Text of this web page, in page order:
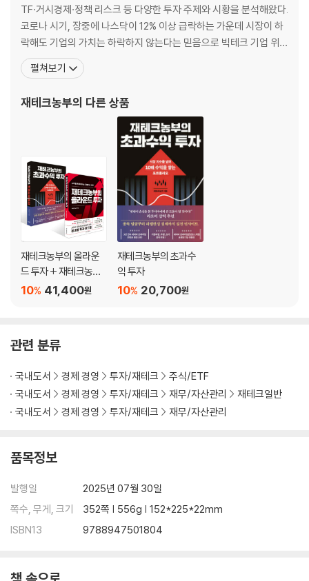
레버리지 상품의 명암
나는 이렇게 레버리지에 투자한다
지표를 활용한 레버리지 매매
환율 리스크 관리법
악재를 기회로 바꾸는 시장 심리 읽기
4장 성공적인 올라운드 투자법
중요한 것은 전체 자산의 수익률
자산 배분과 리밸런싱 전략
하락장에서 바닥을 확인하는 법
하락장에서도 살아남는 네 가지 투자 습관
안전자산을 가지고 있어야 하는 이유
채권과 금: 올라운더의 방패이자 무기
나에게 맞는 자산 배분 전략은?
5장 살 주식, 팔 주식, 버틸 주식
이 주식들을 주목하자
중소형 주식 매매법
기관의 수급 흐름으로 종목 추적하기
역사가 증명하는 가장 뛰어난 투자법
실전 PER 활용법: 언제 사고 언제 팔 것인가
워런 버핏의 매수 기준을 활용해서 주식 찾기
AI 시대의 대장주
재테크농부의 투자 기준 핵심 정리
때를 기다리자
TF·거시경제·정책 리스크 등 다양한 투자 주제와 시황을 분석해왔다.
코로나 시기, 장중에 나스닥이 12% 이상 급락하는 가운데 시장이 하
락해도 기업의 가치는 하락하지 않는다는 믿음으로 빅테크 기업 위주
로 매수했다. 대표적으로 테슬라를 평단 33달러에 매수해 2025년
초 전량 매도했고, 엔비디아는 2022년 하락장에서 가장 적극적으로
기 투자 중이다. 단기 수익보다 손익
펼쳐보기
재테크농부의 다른 상품
재테크농부의 올라운
드 투자 + 재테크농부
의 초과수익 투자 세트
41,400원
10%
재테크농부의 초과수
익 투자
20,700원
10%
관련 분류
국내도서 경제 경영 투자/재테크
주식/ETF
국내도서
경제 경영 투자/재테크 재무/자산관리
재테크일반
국내도서
경제 경영 투자/재테크 재무/자산관리
품목정보
발행일
2025년 07월 30일
쪽수, 무게, 크기
352쪽 | 556g | 152*225*22mm
ISBN13
9788947501804